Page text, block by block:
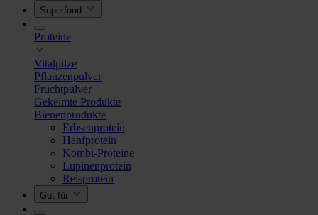
Superfood
Proteine
Vitalpilze
Pflanzenpulver
Fruchtpulver
Gekeimte Produkte
Bienenprodukte
Erbsenprotein
Hanfprotein
Kombi-Proteine
Lupinenprotein
Reisprotein
Gut für